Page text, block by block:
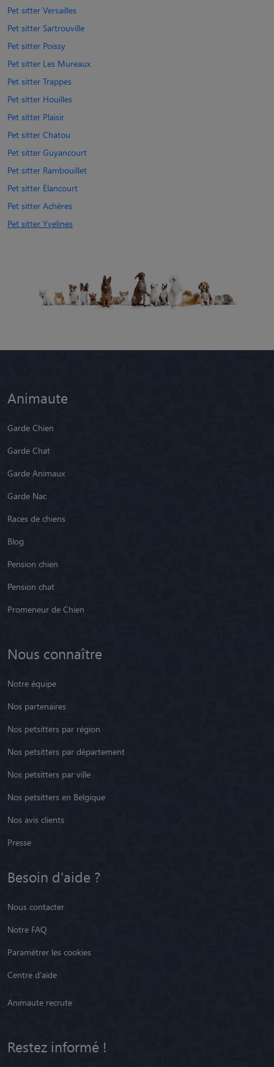
Pet sitter Versailles
Pet sitter Sartrouville
Pet sitter Poissy
Pet sitter Les Mureaux
Pet sitter Trappes
Pet sitter Houilles
Pet sitter Plaisir
Pet sitter Chatou
Pet sitter Guyancourt
Pet sitter Rambouillet
Pet sitter Élancourt
Pet sitter Achères
Pet sitter Yvelines
Animaute
Garde Chien
Garde Chat
Garde Animaux
Garde Nac
Races de chiens
Blog
Pension chien
Pension chat
Promeneur de Chien
Nous connaître
Notre équipe
Nos partenaires
Nos petsitters par région
Nos petsitters par département
Nos petsitters par ville
Nos petsitters en Belgique
Nos avis clients
Presse
Besoin d'aide ?
Nous contacter
Notre FAQ
Paramétrer les cookies
Centre d'aide
Animaute recrute
Restez informé !